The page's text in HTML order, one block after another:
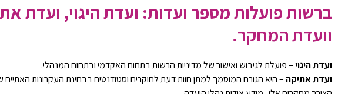
ברשות פועלות מספר ועדות: ועדת היגוי, ועדת
וועדת המחקר.
ועדת היגוי– פועלת לגיבוש ואישור של מדיניות הרשות בתחום האקדמי ובתחום המנהלי.
ועדת אתיקה – היא הגורם המוסמך למתן חוות דעת לחוקרים וסטודנטים בבחינת העקרונות